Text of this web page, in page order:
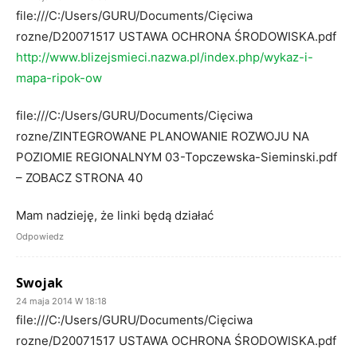
file:///C:/Users/GURU/Documents/Cięciwa
rozne/D20071517 USTAWA OCHRONA ŚRODOWISKA.pdf
http://www.blizejsmieci.nazwa.pl/index.php/wykaz-i-
mapa-ripok-ow
file:///C:/Users/GURU/Documents/Cięciwa
rozne/ZINTEGROWANE PLANOWANIE ROZWOJU NA
POZIOMIE REGIONALNYM 03-Topczewska-Sieminski.pdf
– ZOBACZ STRONA 40
Mam nadzieję, że linki będą działać
Odpowiedz
Swojak
24 maja 2014 W 18:18
file:///C:/Users/GURU/Documents/Cięciwa
rozne/D20071517 USTAWA OCHRONA ŚRODOWISKA.pdf